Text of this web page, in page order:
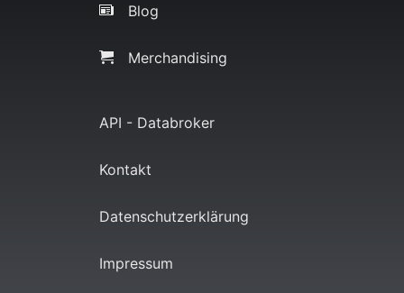
Blog
Merchandising
API - Databroker
Kontakt
Datenschutzerklärung
Impressum